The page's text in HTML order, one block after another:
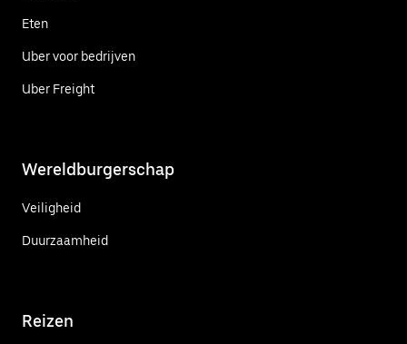
Eten
Uber voor bedrijven
Uber Freight
Wereldburgerschap
Veiligheid
Duurzaamheid
Reizen